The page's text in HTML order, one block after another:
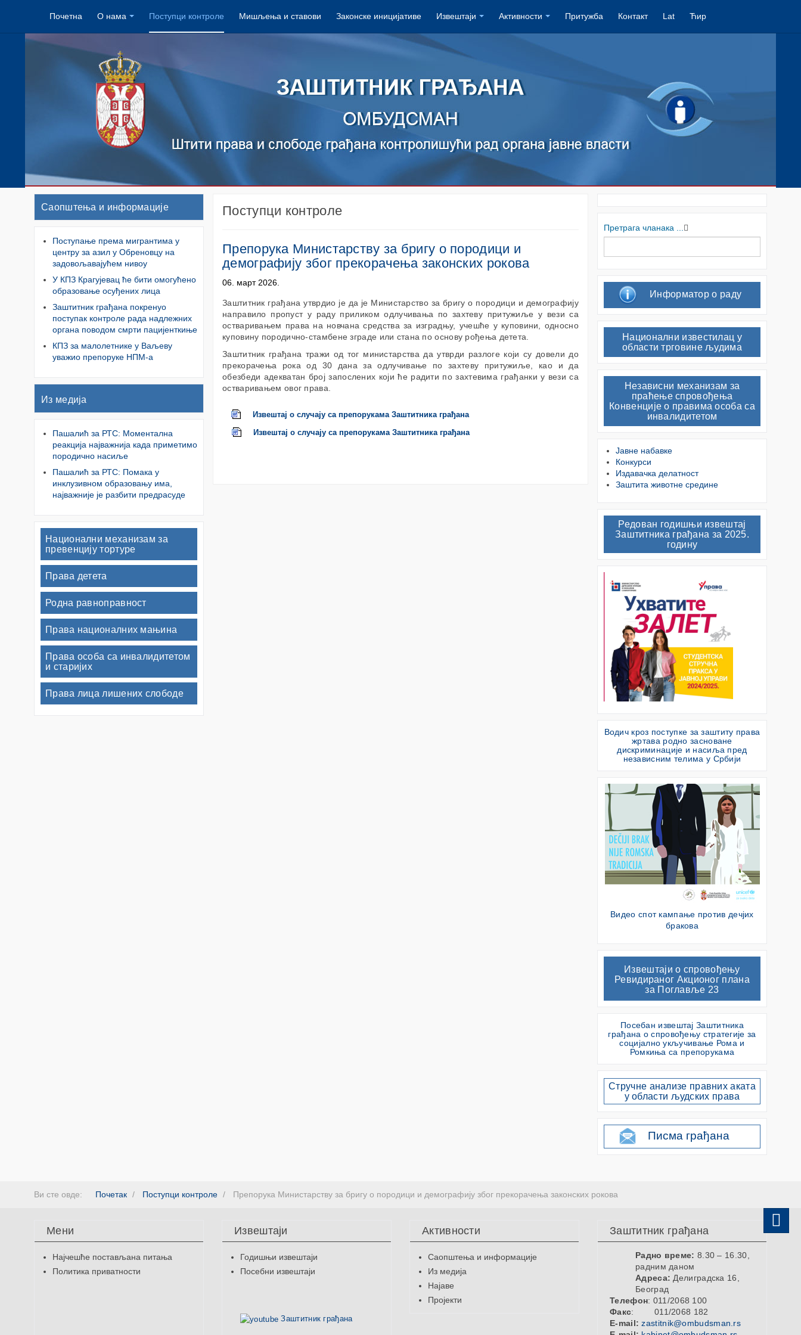
Почетна О нама Поступци контроле Мишљења и ставови Законске иницијативе Извештаји Активности Притужба Контакт Lat Ћир
Поступци контроле
Препорука Министарству за бригу о породици и
демографију због прекорачења законских рокова
06. март 2026.
Заштитник грађана утврдио је да је Министарство за бригу о породици и демографију
направило пропуст у раду приликом одлучивања по захтеву притужиље у вези са
остваривањем права на новчана средства за изградњу, учешће у куповини, односно
куповину породично-стамбене зграде или стана по основу рођења детета.
Заштитник грађана тражи од тог министарства да утврди разлоге који су довели до
прекорачења рока од 30 дана за одлучивање по захтеву притужиље, као и да
обезбеди адекватан број запослених који ће радити по захтевима грађанки у вези са
остваривањем овог права.
Извештај о случају са препорукама Заштитника грађана
Извештај о случају са препорукама Заштитника грађана
Саопштења и информације
Поступање према мигрантима у
центру за азил у Обреновцу на
задовољавајућем нивоу
У КПЗ Крагујевац ће бити омогућено
образовање осуђених лица
Заштитник грађана покренуо
поступак контроле рада надлежних
органа поводом смрти пацијенткиње
КПЗ за малолетнике у Ваљеву
уважио препоруке НПМ-а
Из медија
Пашалић за РТС: Моментална
реакција најважнија када приметимо
породично насиље
Пашалић за РТС: Помака у
инклузивном образовању има,
најважније је разбити предрасуде
Национални механизам за
превенцију тортуре
Права детета
Родна равноправност
Права националних мањина
Права особа са инвалидитетом
и старијих
Права лица лишених слободе
Претрага чланака ...
Информатор о раду
Национални известилац у
области трговине људима
Независни механизам за
праћење спровођења
Конвенције о правима особа са
инвалидитетом
Јавне набавке
Конкурси
Издавачка делатност
Заштита животне средине
Редован годишњи извештај
Заштитника грађана за 2025.
годину
Водич кроз поступке за заштиту права
жртава родно засноване
дискриминације и насиља пред
независним телима у Србији
Видео спот кампање против дечјих
бракова
Извештаји о спровођењу
Ревидираног Акционог плана
за Поглавље 23
Посебан извештај Заштитника
грађана о спровођењу стратегије за
социјално укључивање Рома и
Ромкиња са препорукама
Стручне анализе правних аката
у области људских права
Писма грађана
Ви сте овде: Почетак Поступци контроле Препорука Министарству за бригу о породици и демографију због прекорачења законских рокова
Мени
Најчешће постављана питања
Политика приватности
Извештаји
Годишњи извештаји
Посебни извештаји
Заштитник грађана
Активности
Саопштења и информације
Из медија
Најаве
Пројекти
Заштитник грађана
Радно време: 8.30 – 16.30,
радним даном
Адреса:Делиградска 16,
Београд
Телефон: 011/2068 100
Факс: 011/2068 182
E-mail: zastitnik@ombudsman.rs